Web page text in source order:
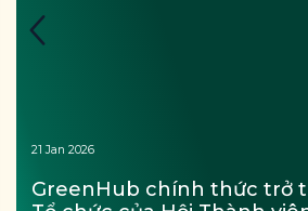
21 Jan 2026
GreenHub chính thức trở